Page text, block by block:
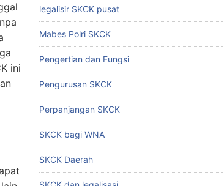
ini
legalisir SKCK pusat
Mabes Polri SKCK
Pengertian dan Fungsi
Pengurusan SKCK
Perpanjangan SKCK
SKCK bagi WNA
SKCK Daerah